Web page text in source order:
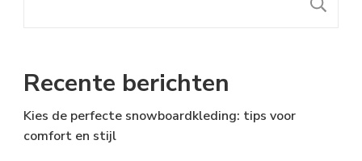
Recente berichten
Kies de perfecte snowboardkleding: tips voor
comfort en stijl